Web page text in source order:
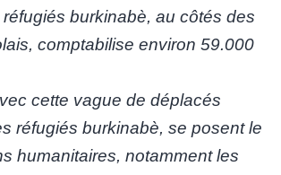
burkinabè, au côtés des
comptabilise environ 59.000
cette vague de déplacés
réfugiés burkinabè, se posent le
humanitaires, notamment les